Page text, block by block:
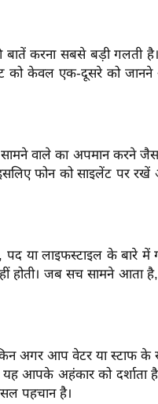
बातें करना सबसे बड़ी गलती
केवल एक-दूसरे को जानने
सामने वाले का अपमान करने
फोन को साइलेंट पर रखें
या लाइफस्टाइल के बारे में
जब सच सामने आता है,
अगर आप वेटर या स्टाफ के
आपके अहंकार को दर्शाता
पहचान है।